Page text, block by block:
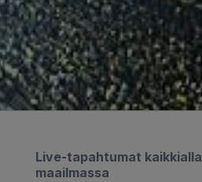
Live-tapahtumat kaikkialla
maailmassa